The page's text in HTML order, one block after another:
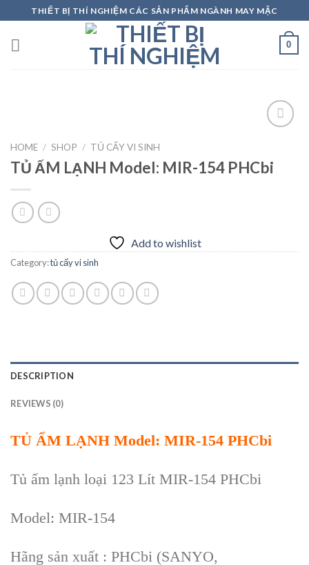
to
content
THIẾT BỊ THÍ NGHIỆM CÁC SẢN PHẨM NGÀNH MAY MẶC
0
Add to
wishlist
HOME / SHOP / TỦ CẤY VI SINH
TỦ ẤM LẠNH Model: MIR-154 PHCbi
Add to wishlist
Category:tủ cấy vi sinh
DESCRIPTION
REVIEWS (0)
TỦ ẤM LẠNH Model: MIR-154 PHCbi
Tủ ấm lạnh loại 123 Lít MIR-154 PHCbi
Model: MIR-154
Hãng sản xuất : PHCbi (SANYO,